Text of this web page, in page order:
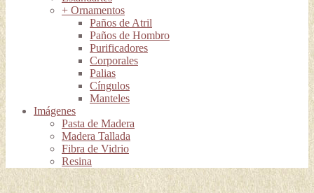
+ Ornamentos
Paños de Atril
Paños de Hombro
Purificadores
Corporales
Palias
Cíngulos
Manteles
Imágenes
Pasta de Madera
Madera Tallada
Fibra de Vidrio
Resina